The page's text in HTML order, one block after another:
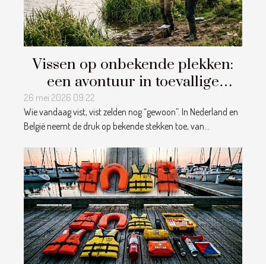
Vissen op onbekende plekken:
een avontuur in toevallige
ontmoetingen
26 mei 2026 09:22
Wie vandaag vist, vist zelden nog “gewoon”. In Nederland en
België neemt de druk op bekende stekken toe, van...